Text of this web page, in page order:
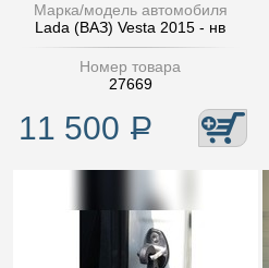
Марка/модель автомобиля
Lada (ВАЗ) Vesta 2015 - нв
Номер товара
27669
11 500 Р